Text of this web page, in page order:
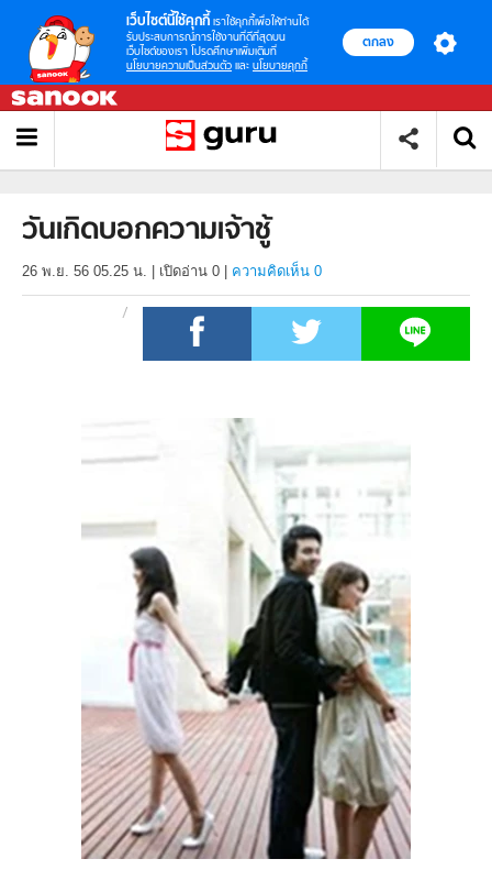
เว็บไซต์นี้ใช้คุกกี้ เราใช้คุกกี้เพื่อให้ท่านได้
รับประสบการณ์การใช้งานที่ดีที่สุดบน
เว็บไซต์ของเรา โปรดศึกษาเพิ่มเติมที่
นโยบายความเป็นส่วนตัว และ นโยบายคุกกี้
ตกลง
วันเกิดบอกความเจ้าชู้
26 พ.ย. 56 05.25 น. เปิดอ่าน 0 ความคิดเห็น 0